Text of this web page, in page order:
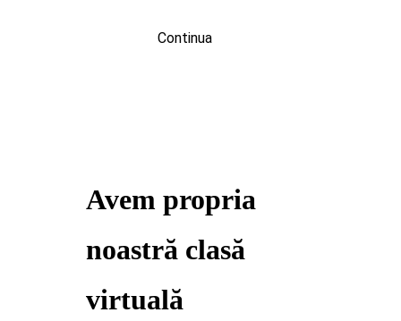
Continua
Avem propria
noastră clasă
virtuală